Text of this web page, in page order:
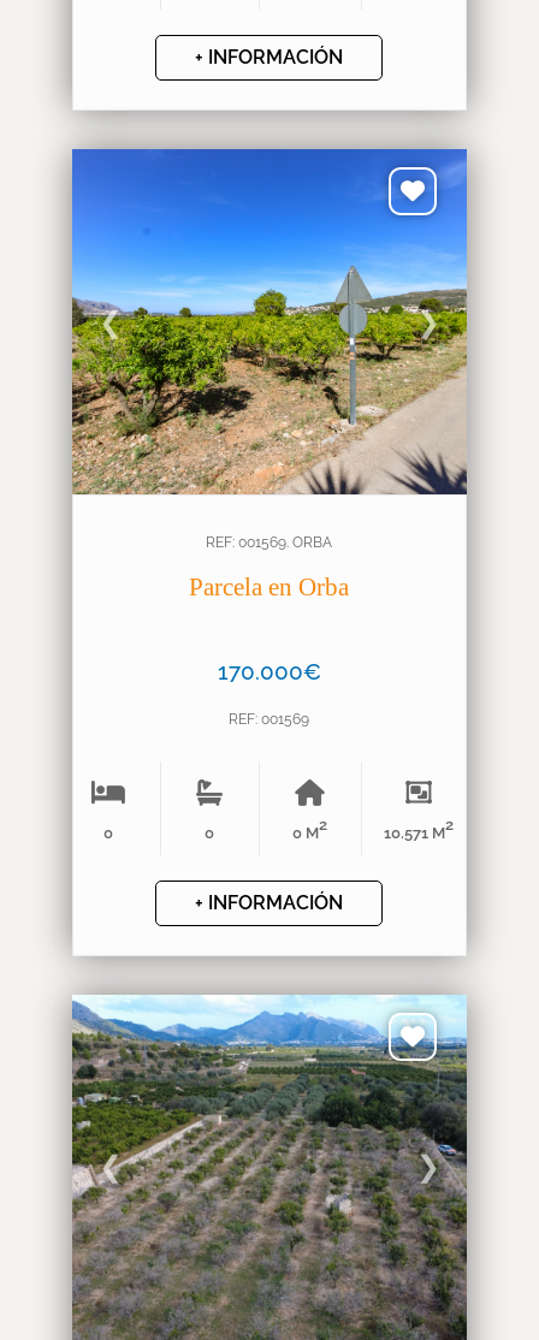
+ INFORMACIÓN
❮ ❯
REF: 001569. ORBA
Parcela en Orba
170.000€
REF: 001569
0 0 0 M2 10.571 M2
+ INFORMACIÓN
❮ ❯